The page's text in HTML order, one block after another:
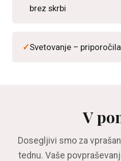
brez skrbi
Svetovanje –
V
Dosegljivi smo za
tednu. Vaše